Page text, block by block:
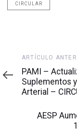
CIRCULAR
Artículo
anterior
ARTÍCULO
PAMI –
Suplementos
Arterial –
AESP